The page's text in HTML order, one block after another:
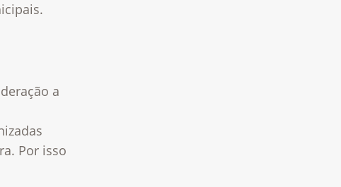
a
Por isso